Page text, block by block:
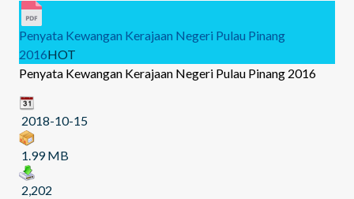
Penyata Kewangan Kerajaan Negeri Pulau Pinang
2016HOT
Penyata Kewangan Kerajaan Negeri Pulau Pinang 2016
2018-10-15
1.99 MB
2,202